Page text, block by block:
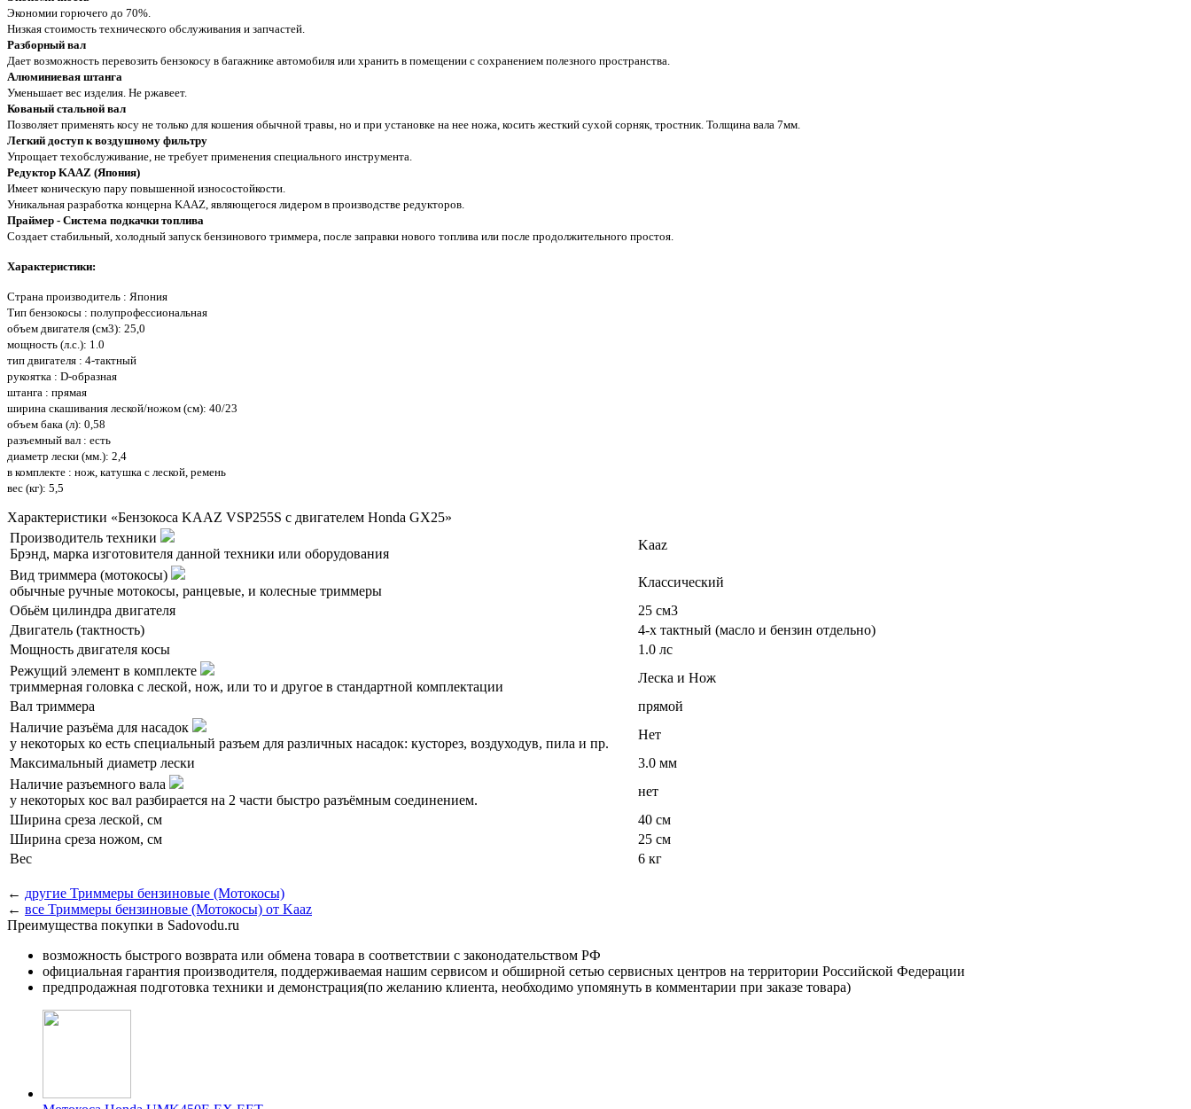
Экономии горючего до 70%.
Низкая стоимость технического обслуживания и запчастей.
Разборный вал
Дает возможность перевозить бензокосу в багажнике автомобиля или хранить в помещении с сохранением полезного пространства.
Алюминиевая штанга
Уменьшает вес изделия. Не ржавеет.
Кованый стальной вал
Позволяет применять косу не только для кошения обычной травы, но и при установке на нее ножа, косить жесткий сухой сорняк, тростник. Толщина вала 7мм.
Легкий доступ к воздушному фильтру
Упрощает техобслуживание, не требует применения специального инструмента.
Редуктор KAAZ (Япония)
Имеет коническую пару повышенной износостойкости.
Уникальная разработка концерна KAAZ, являющегося лидером в производстве редукторов.
Праймер - Система подкачки топлива
Создает стабильный, холодный запуск бензинового триммера, после заправки нового топлива или после продолжительного простоя.
Характеристики:
Страна производитель : Япония
Тип бензокосы : полупрофессиональная
объем двигателя (см3): 25,0
мощность (л.с.): 1.0
тип двигателя : 4-тактный
рукоятка : D-образная
штанга : прямая
ширина скашивания леской/ножом (см): 40/23
объем бака (л): 0,58
разъемный вал : есть
диаметр лески (мм.): 2,4
в комплекте : нож, катушка с леской, ремень
вес (кг): 5,5
Характеристики «Бензокоса KAAZ VSP255S с двигателем Honda GX25»
Производитель техники
Брэнд, марка изготовителя данной техники или оборудования
Kaaz
Вид триммера (мотокосы)
обычные ручные мотокосы, ранцевые, и колесные триммеры
Классический
Обьём цилиндра двигателя
25 см3
Двигатель (тактность)
4-х тактный (масло и бензин отдельно)
Мощность двигателя косы
1.0 лс
Режущий элемент в комплекте
триммерная головка с леской, нож, или то и другое в стандартной комплектации
Леска и Нож
Вал триммера
прямой
Наличие разъёма для насадок
у некоторых ко есть специальный разъем для различных насадок: кусторез, воздуходув, пила и пр.
Нет
Максимальный диаметр лески
3.0 мм
Наличие разъемного вала
у некоторых кос вал разбирается на 2 части быстро разъёмным соединением.
нет
Ширина среза леской, см
40 см
Ширина среза ножом, см
25 см
Вес
6 кг
← другие Триммеры бензиновые (Мотокосы)
← все Триммеры бензиновые (Мотокосы) от Kaaz
Преимущества покупки в Sadovodu.ru
возможность быстрого возврата или обмена товара в соответствии с законодательством РФ
официальная гарантия производителя, поддерживаемая нашим сервисом и обширной сетью сервисных центров на территории Российской Федерации
предпродажная подготовка техники и демонстрация(по желанию клиента, необходимо упомянуть в комментарии при заказе товара)